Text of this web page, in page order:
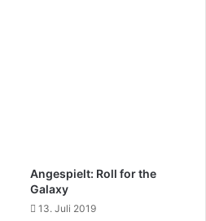
Angespielt: Roll for the
Galaxy
13. Juli 2019